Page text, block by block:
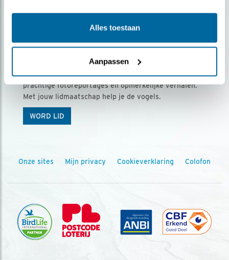
Alles toestaan
Aanpassen
Ontvang 5 x Vogels voor € 36,00 per jaar
Vogels is het tijdschrift voor onze leden, met
prachtige fotoreportages en opmerkelijke verhalen.
Met jouw lidmaatschap help je de vogels.
WORD LID
Onze sites Mijn privacy Cookieverklaring Colofon